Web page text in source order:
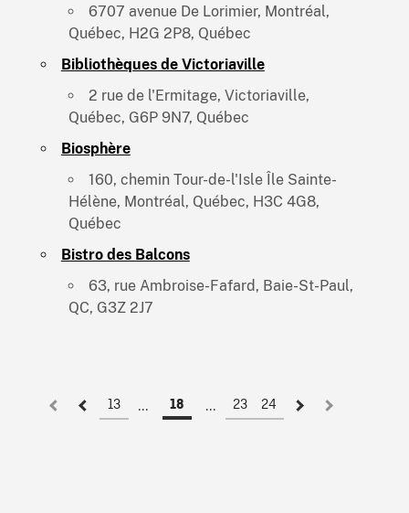
6707 avenue De Lorimier, Montréal,
Québec, H2G 2P8, Québec
Bibliothèques de Victoriaville
2 rue de l'Ermitage, Victoriaville,
Québec, G6P 9N7, Québec
Biosphère
160, chemin Tour-de-l'Isle Île Sainte-
Hélène, Montréal, Québec, H3C 4G8,
Québec
Bistro des Balcons
63, rue Ambroise-Fafard, Baie-St-Paul,
QC, G3Z 2J7
13 18 23 24